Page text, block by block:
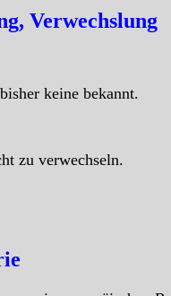
Verwechslung
keine bekannt.
zu verwechseln.